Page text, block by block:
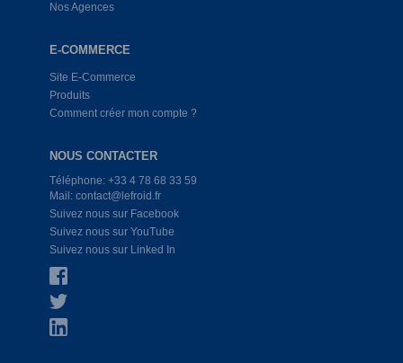
Nos Agences
E-COMMERCE
Site E-Commerce
Produits
Comment créer mon compte ?
NOUS CONTACTER
Téléphone: +33 4 78 68 33 59
Mail: contact@lefroid.fr
Suivez nous sur Facebook
Suivez nous sur YouTube
Suivez nous sur Linked In